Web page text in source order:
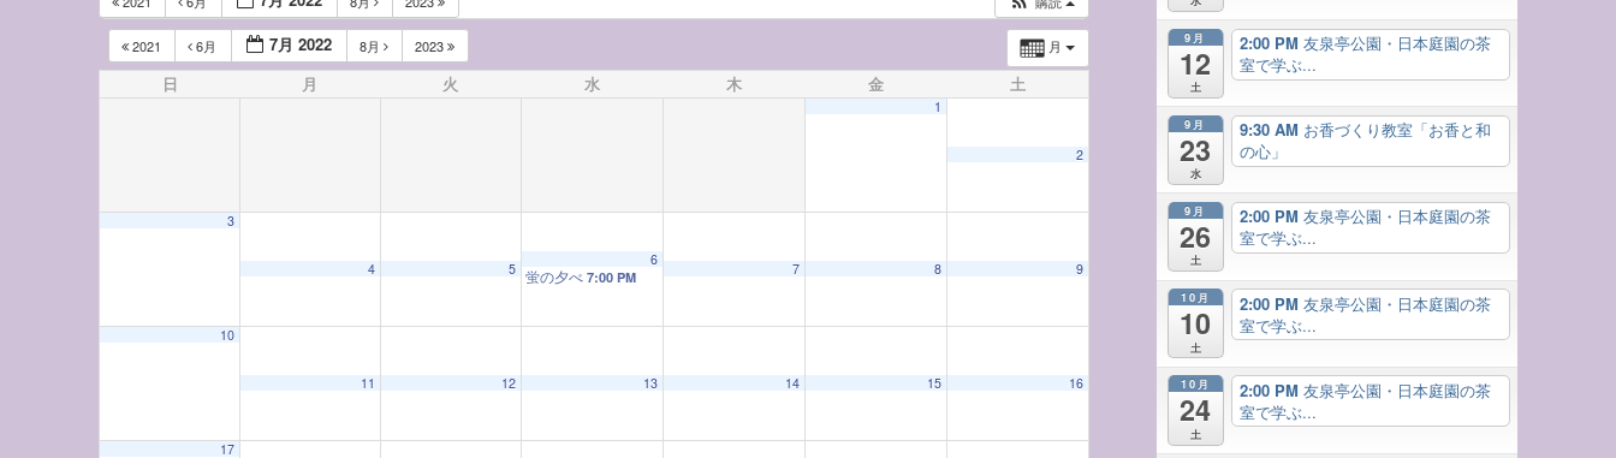
月
2021 6月 7月 2022 8月 2023
日 月 火 水 木 金 土
1
2
3
4 5
6
蛍の夕べ 7:00 PM 7 8 9
10
11 12 13 14 15 16
17
9月
12
土
2:00 PM 友泉亭公園・日本庭園の茶
室で学ぶ...
9月
23
水
9:30 AM お香づくり教室「お香と和
の心」
9月
26
土
2:00 PM 友泉亭公園・日本庭園の茶
室で学ぶ...
10月
10
土
2:00 PM 友泉亭公園・日本庭園の茶
室で学ぶ...
10月
24
土
2:00 PM 友泉亭公園・日本庭園の茶
室で学ぶ...